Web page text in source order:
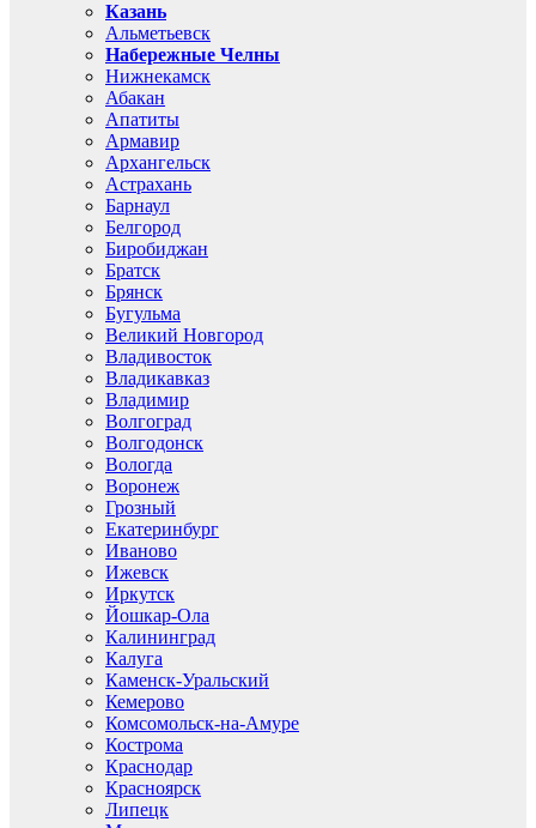
Казань
Альметьевск
Набережные Челны
Нижнекамск
Абакан
Апатиты
Армавир
Архангельск
Астрахань
Барнаул
Белгород
Биробиджан
Братск
Брянск
Бугульма
Великий Новгород
Владивосток
Владикавказ
Владимир
Волгоград
Волгодонск
Вологда
Воронеж
Грозный
Екатеринбург
Иваново
Ижевск
Иркутск
Йошкар-Ола
Калининград
Калуга
Каменск-Уральский
Кемерово
Комсомольск-на-Амуре
Кострома
Краснодар
Красноярск
Липецк